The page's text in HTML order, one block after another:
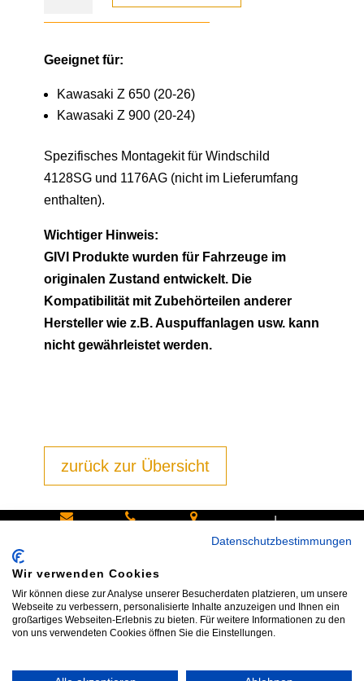
Geeignet für:
Kawasaki Z 650 (20-26)
Kawasaki Z 900 (20-24)
Spezifisches Montagekit für Windschild
4128SG und 1176AG (nicht im Lieferumfang
enthalten).
Wichtiger Hinweis:
GIVI Produkte wurden für Fahrzeuge im
originalen Zustand entwickelt. Die
Kompatibilität mit Zubehörteilen anderer
Hersteller wie z.B. Auspuffanlagen usw. kann
nicht gewährleistet werden.
zurück zur Übersicht
info@bike
shop24.n
et
an:
Tel.+49
172 40 59
85540
Haar bei
|
Datenschutzbestimmungen
Wir verwenden Cookies
Wir können diese zur Analyse unserer Besucherdaten platzieren, um unsere
Webseite zu verbessern, personalisierte Inhalte anzuzeigen und Ihnen ein
großartiges Webseiten-Erlebnis zu bieten. Für weitere Informationen zu den
von uns verwendeten Cookies öffnen Sie die Einstellungen.